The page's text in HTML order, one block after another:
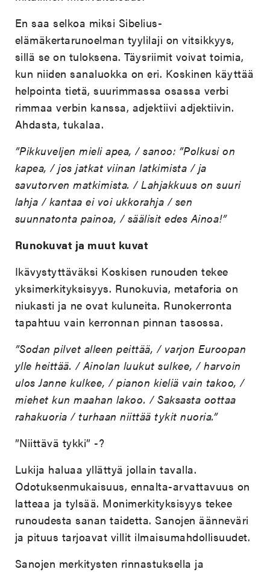
En saa selkoa miksi Sibelius-
elämäkertarunoelman tyylilaji on vitsikkyys,
sillä se on tuloksena. Täysriimit voivat toimia,
kun niiden sanaluokka on eri. Koskinen käyttää
helpointa tietä, suurimmassa osassa verbi
rimmaa verbin kanssa, adjektiivi adjektiivin.
Ahdasta, tukalaa.
”Pikkuveljen mieli apea, / sanoo: ”Polkusi on
kapea, / jos jatkat viinan latkimista / ja
savutorven matkimista. / Lahjakkuus on suuri
lahja / kantaa ei voi ukkorahja / sen
suunnatonta painoa, / säälisit edes Ainoa!”
Runokuvat ja muut kuvat
Ikävystyttäväksi Koskisen runouden tekee
yksimerkityksisyys. Runokuvia, metaforia on
niukasti ja ne ovat kuluneita. Runokerronta
tapahtuu vain kerronnan pinnan tasossa.
”Sodan pilvet alleen peittää, / varjon Euroopan
ylle heittää. / Ainolan luukut sulkee, / harvoin
ulos Janne kulkee, / pianon kieliä vain takoo, /
miehet kun maahan lakoo. / Saksasta oottaa
rahakuoria / turhaan niittää tykit nuoria.”
”Niittävä tykki” -?
Lukija haluaa yllättyä jollain tavalla.
Odotuksenmukaisuus, ennalta-arvattavuus on
latteaa ja tylsää. Monimerkityksisyys tekee
runoudesta sanan taidetta. Sanojen äänneväri
ja pituus tarjoavat villit ilmaisumahdollisuudet.
Sanojen merkitysten rinnastuksella ja